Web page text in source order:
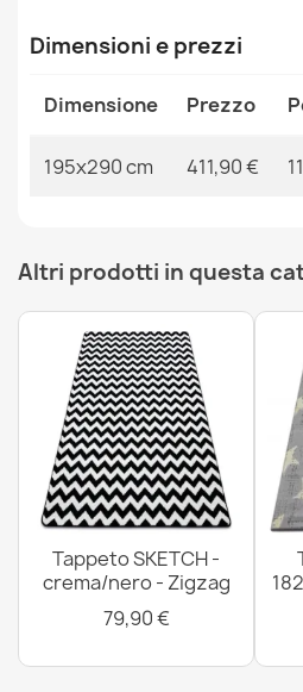
Tappeto TINE 75417B Pietra,
irregolare crema / grigio
Tappeto TINE 75313B Pietra,
irregolare grigio scuro / grigio
411,90 €
Tappeto TINE 75312A Tronco
forma irregolare terracotta / blu
Dimensioni e prezzi
Dimensione Prezzo
195x290 cm 411,90 €
Altri prodotti in questa
Tappeto SKETCH -
crema/nero - Zigzag
79,90 €